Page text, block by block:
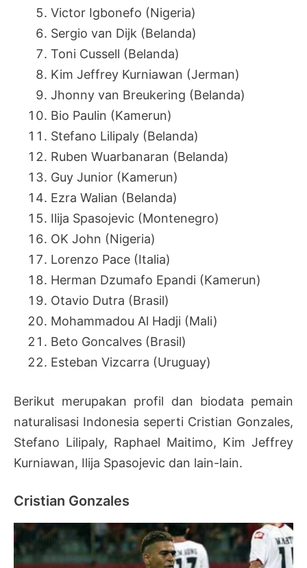
Victor Igbonefo (Nigeria)
Sergio van Dijk (Belanda)
Toni Cussell (Belanda)
Kim Jeffrey Kurniawan (Jerman)
Jhonny van Breukering (Belanda)
Bio Paulin (Kamerun)
Stefano Lilipaly (Belanda)
Ruben Wuarbanaran (Belanda)
Guy Junior (Kamerun)
Ezra Walian (Belanda)
Ilija Spasojevic (Montenegro)
OK John (Nigeria)
Lorenzo Pace (Italia)
Herman Dzumafo Epandi (Kamerun)
Otavio Dutra (Brasil)
Mohammadou Al Hadji (Mali)
Beto Goncalves (Brasil)
Esteban Vizcarra (Uruguay)
Berikut merupakan profil dan biodata pemain
naturalisasi Indonesia seperti Cristian Gonzales,
Stefano Lilipaly, Raphael Maitimo, Kim Jeffrey
Kurniawan, Ilija Spasojevic dan lain-lain.
Cristian Gonzales